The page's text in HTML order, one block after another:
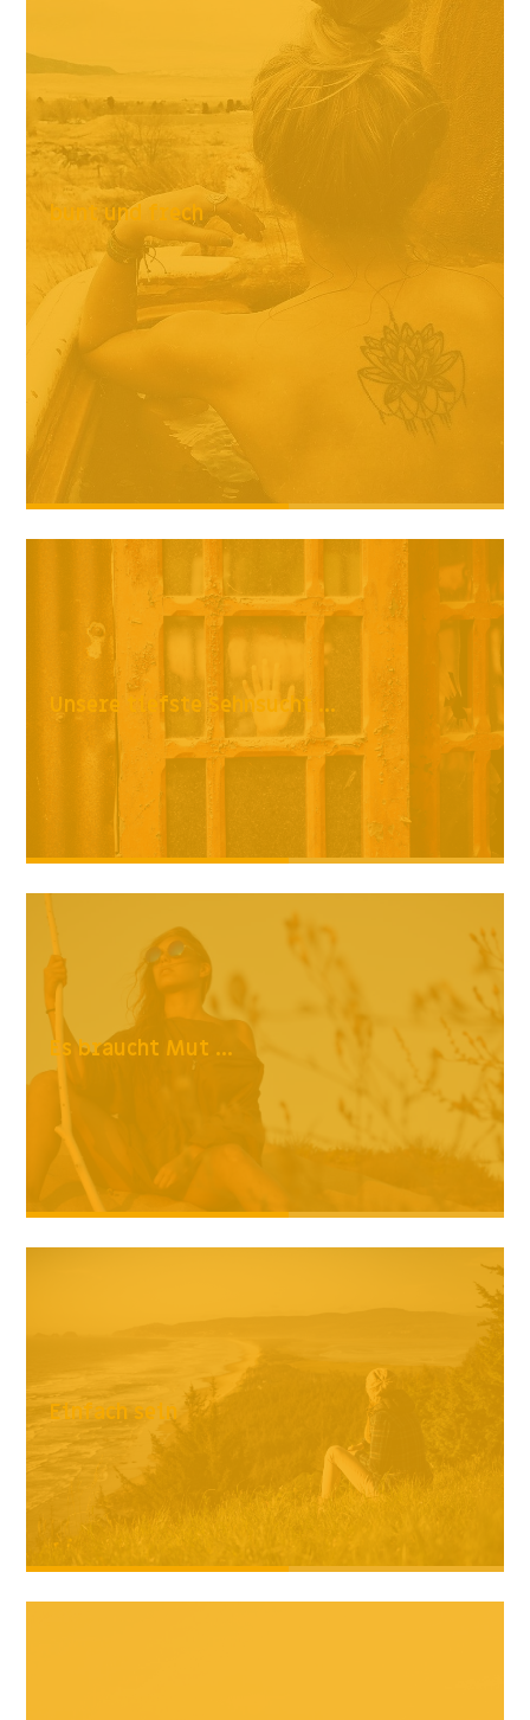
bunt und frech
Unsere tiefste Sehnsucht ...
Es braucht Mut ...
Einfach sein